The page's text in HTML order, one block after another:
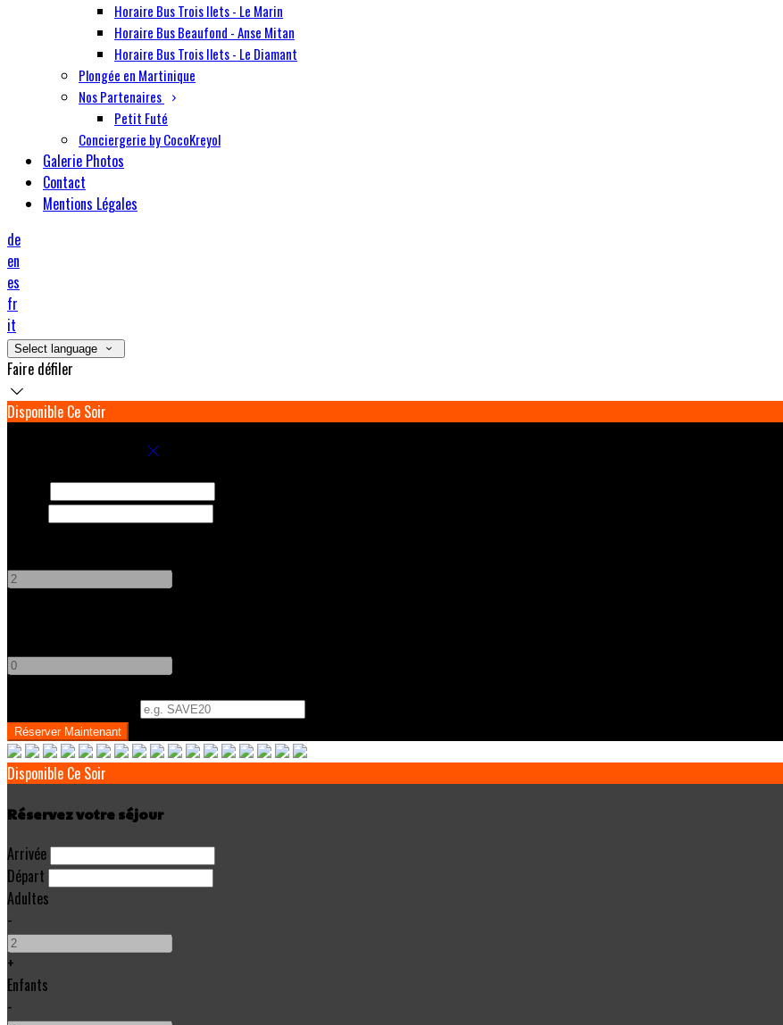
Horaire Bus Trois Ilets - Le Marin
Horaire Bus Beaufond - Anse Mitan
Horaire Bus Trois Ilets - Le Diamant
Plongée en Martinique
Nos Partenaires
Petit Futé
Conciergerie by CocoKreyol
Galerie Photos
Contact
Mentions Légales
de
en
es
fr
it
Select language
Faire défiler
Disponible Ce Soir
Disponible Ce Soir
Réservez votre séjour
Arrivée
Départ
Adultes
-
+
Enfants
-